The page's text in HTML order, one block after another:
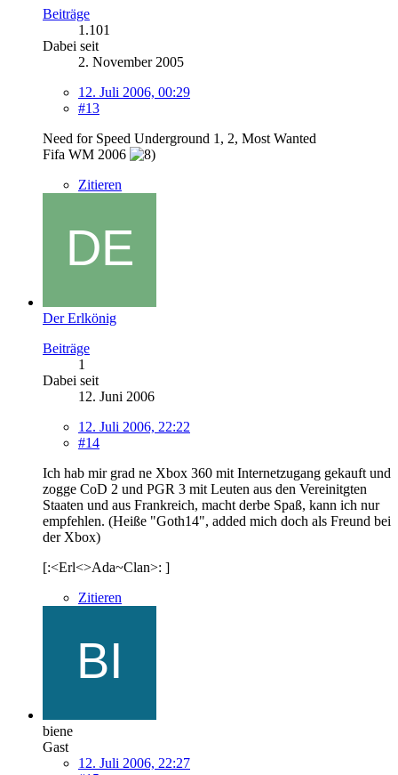
Beiträge
1.101
Dabei seit
2. November 2005
12. Juli 2006, 00:29
#13
Need for Speed Underground 1, 2, Most Wanted
Fifa WM 2006
Zitieren
Der Erlkönig
Beiträge
1
Dabei seit
12. Juni 2006
12. Juli 2006, 22:22
#14
Ich hab mir grad ne Xbox 360 mit Internetzugang gekauft und
zogge CoD 2 und PGR 3 mit Leuten aus den Vereinitgten
Staaten und aus Frankreich, macht derbe Spaß, kann ich nur
empfehlen. (Heiße "Goth14", added mich doch als Freund bei
der Xbox)
[:<Erl<>Ada~Clan>: ]
Zitieren
biene
Gast
12. Juli 2006, 22:27